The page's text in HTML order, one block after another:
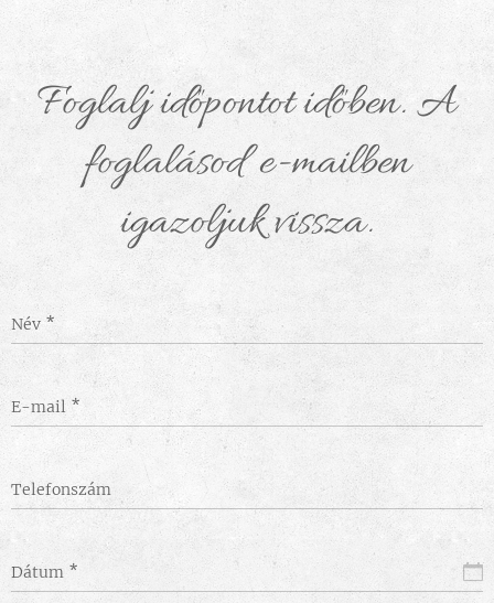
Foglalj időpontot időben. A
foglalásod e-mailben
igazoljuk vissza.
Név
E-mail
Telefonszám
Dátum